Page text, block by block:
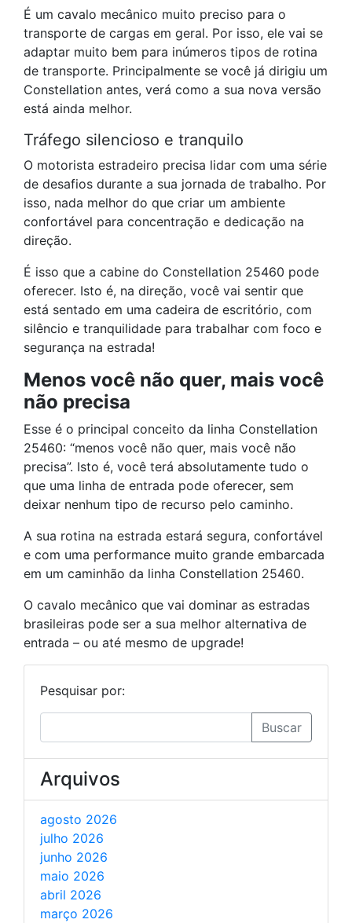
É um cavalo mecânico muito preciso para o
transporte de cargas em geral. Por isso, ele vai se
adaptar muito bem para inúmeros tipos de rotina
de transporte. Principalmente se você já dirigiu um
Constellation antes, verá como a sua nova versão
está ainda melhor.
Tráfego silencioso e tranquilo
O motorista estradeiro precisa lidar com uma série
de desafios durante a sua jornada de trabalho. Por
isso, nada melhor do que criar um ambiente
confortável para concentração e dedicação na
direção.
É isso que a cabine do Constellation 25460 pode
oferecer. Isto é, na direção, você vai sentir que
está sentado em uma cadeira de escritório, com
silêncio e tranquilidade para trabalhar com foco e
segurança na estrada!
Menos você não quer, mais você
não precisa
Esse é o principal conceito da linha Constellation
25460: “menos você não quer, mais você não
precisa”. Isto é, você terá absolutamente tudo o
que uma linha de entrada pode oferecer, sem
deixar nenhum tipo de recurso pelo caminho.
A sua rotina na estrada estará segura, confortável
e com uma performance muito grande embarcada
em um caminhão da linha Constellation 25460.
O cavalo mecânico que vai dominar as estradas
brasileiras pode ser a sua melhor alternativa de
entrada – ou até mesmo de upgrade!
Pesquisar por:
Buscar
Arquivos
agosto 2026
julho 2026
junho 2026
maio 2026
abril 2026
março 2026